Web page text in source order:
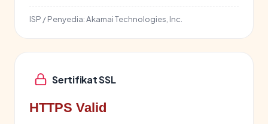
ISP / Penyedia:Akamai Technologies, Inc.
Sertifikat SSL
HTTPS Valid